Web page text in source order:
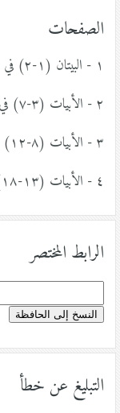
الصفحات
١ - البيتان (١-٢) في صفحة (١٣٧)،
٢ - الأبيات (٣-٧) في صفحة (١٣٨)،
٣ - الأبيات (٨-١٢) في صفحة (١٣٩)،
٤ - الأبيات (١٣-١٨) في صفحة (١٤٠)،
الرابط المختصر
النسخ إلى الحافظة
التبليغ عن خطأ